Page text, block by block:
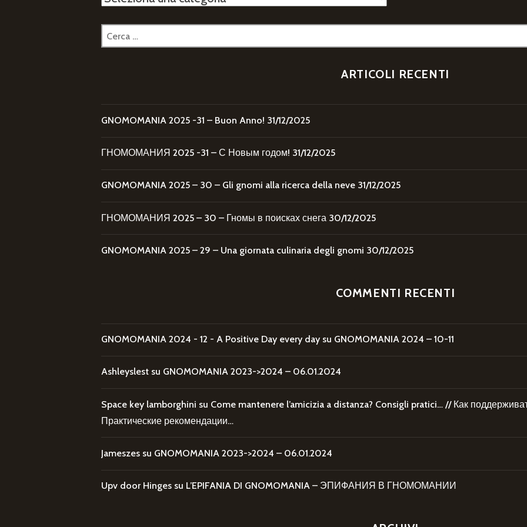
Ricerca
per:
ARTICOLI RECENTI
GNOMOMANIA 2025 -31 – Buon Anno! 31/12/2025
ГНОМОМАНИЯ 2025 -31 – С Новым годом! 31/12/2025
GNOMOMANIA 2025 – 30 – Gli gnomi alla ricerca della neve 31/12/2025
ГНОМОМАНИЯ 2025 – 30 – Гномы в поисках снега 30/12/2025
GNOMOMANIA 2025 – 29 – Una giornata culinaria degli gnomi 30/12/2025
COMMENTI RECENTI
GNOMOMANIA 2024 - 12 - A Positive Day every day su GNOMOMANIA 2024 – 10-11
Ashleyslest su GNOMOMANIA 2023->2024 – 06.01.2024
Space key lamborghini su Come mantenere l’amicizia a distanza? Consigli pratici… // Как
Практические рекомендации…
Jameszes su GNOMOMANIA 2023->2024 – 06.01.2024
Upv door Hinges su L’EPIFANIA DI GNOMOMANIA – ЭПИФАНИЯ В ГНОМОМАНИИ